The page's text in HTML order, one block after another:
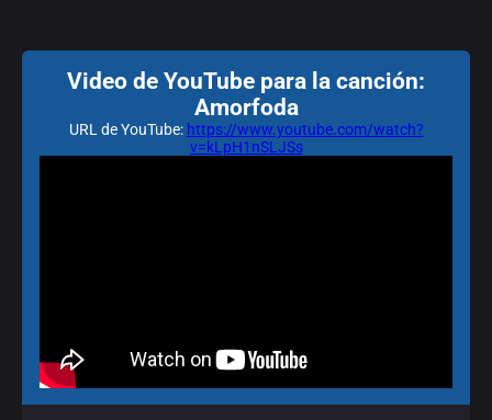
Video de YouTube para la canción:
Amorfoda
URL de YouTube: https://www.youtube.com/watch?
v=kLpH1nSLJSs